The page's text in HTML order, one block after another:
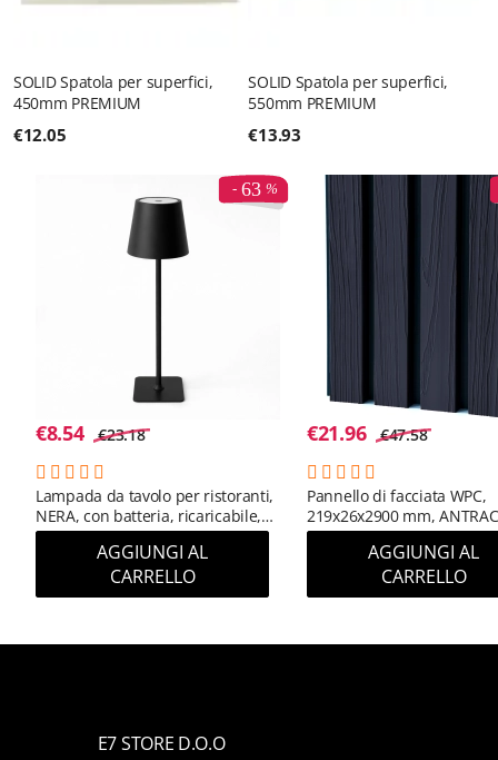
SOLID Spatola per superfici,
450mm PREMIUM
€12.05
SOLID Spatola per superfici,
550mm PREMIUM
€13.93
63
€8.54 €23.18
Lampada da tavolo per ristoranti,
NERA, con batteria, ricaricabile,
3600 mAh
AGGIUNGI AL
CARRELLO
€21.96 €47.58
Pannello di facciata WPC,
219x26x2900 mm,
(RAL 7016) (0,63 m²)
AGGIUNGI AL
CARRELLO
E7 STORE D.O.O